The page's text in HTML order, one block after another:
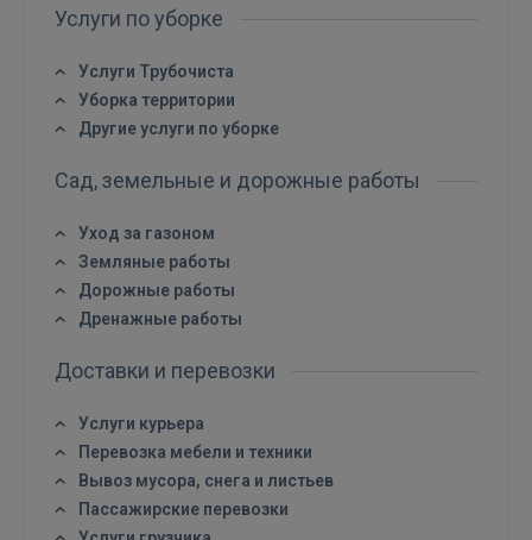
Войти
ВОЙТИ
Забыли пароль?
FACEBOOK
Услуги по уборке
Услуги Трубочиста
Уборка территории
Другие услуги по уборке
Сад, земельные и дорожные работы
Уход за газоном
Земляные работы
Дорожные работы
Дренажные работы
Доставки и перевозки
Услуги курьера
Перевозка мебели и техники
Вывоз мусора, снега и листьев
Пассажирские перевозки